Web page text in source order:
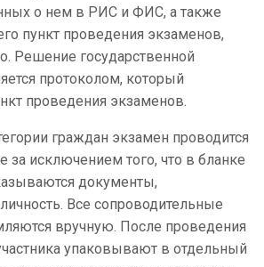
о нем в РИС и ФИС, а также
пункт проведения экзаменов,
Решение государственной
протоколом, который
проведения экзаменов.
граждан экзамен проводится
исключением того, что в бланке
документы,
Все сопроводительные
вручную. После проведения
упаковывают в отдельный